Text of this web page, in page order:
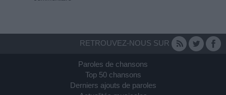
RETROUVEZ-NOUS SUR
Paroles de chansons
Top 50 chansons
Derniers ajouts de paroles